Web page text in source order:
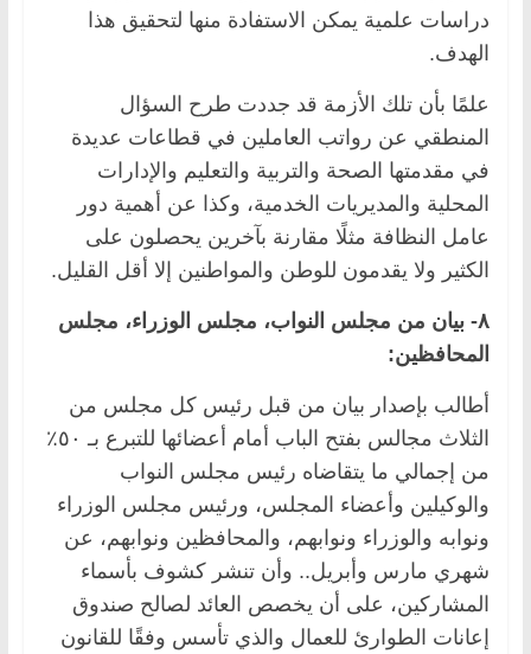
دراسات علمية يمكن الاستفادة منها لتحقيق هذا
الهدف.
علمًا بأن تلك الأزمة قد جددت طرح السؤال
المنطقي عن رواتب العاملين في قطاعات عديدة
في مقدمتها الصحة والتربية والتعليم والإدارات
المحلية والمديريات الخدمية، وكذا عن أهمية دور
عامل النظافة مثلًا مقارنة بآخرين يحصلون على
الكثير ولا يقدمون للوطن والمواطنين إلا أقل القليل.
٨- بيان من مجلس النواب، مجلس الوزراء، مجلس
المحافظين:
أطالب بإصدار بيان من قبل رئيس كل مجلس من
الثلاث مجالس بفتح الباب أمام أعضائها للتبرع بـ ٥٠٪
من إجمالي ما يتقاضاه رئيس مجلس النواب
والوكيلين وأعضاء المجلس، ورئيس مجلس الوزراء
ونوابه والوزراء ونوابهم، والمحافظين ونوابهم، عن
شهري مارس وأبريل.. وأن تنشر كشوف بأسماء
المشاركين، على أن يخصص العائد لصالح صندوق
إعانات الطوارئ للعمال والذي تأسس وفقًا للقانون